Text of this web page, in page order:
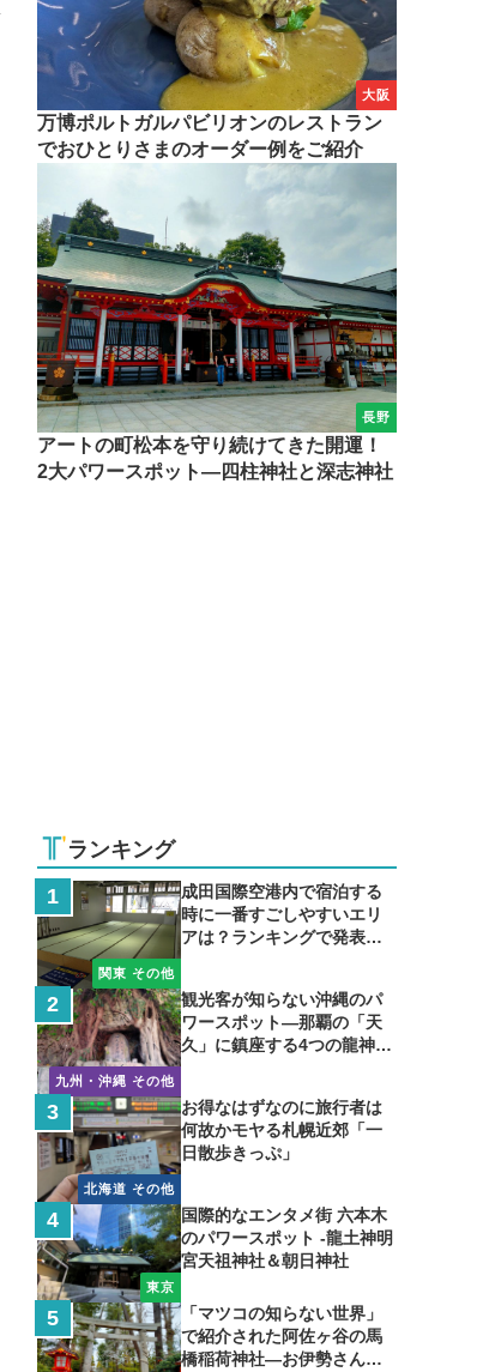
大阪
万博ポルトガルパビリオンのレストラン
でおひとりさまのオーダー例をご紹介
長野
アートの町松本を守り続けてきた開運！
2大パワースポット―四柱神社と深志神社
ランキング
関東 その他
成田国際空港内で宿泊する
時に一番すごしやすいエリ
アは？ランキングで発表し
九州・沖縄 その他
観光客が知らない沖縄のパ
ワースポット―那覇の「天
久」に鎮座する4つの龍神の
北海道 その他
お得なはずなのに旅行者は
何故かモヤる札幌近郊「一
日散歩きっぷ」
東京
国際的なエンタメ街 六本木
のパワースポット -龍土神明
宮天祖神社＆朝日神社
「マツコの知らない世界」
で紹介された阿佐ヶ谷の馬
橋稲荷神社―お伊勢さん＆